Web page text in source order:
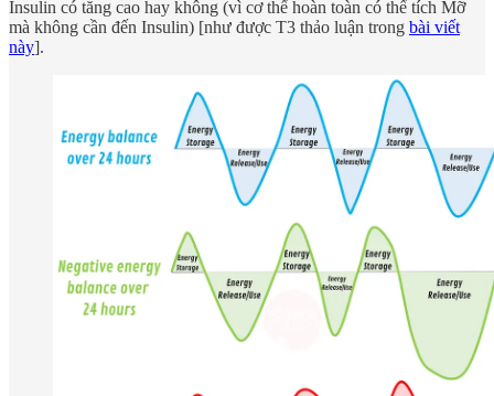
Insulin có tăng cao hay không (vì cơ thể hoàn toàn có thể tích Mỡ
mà không cần đến Insulin) [như được T3 thảo luận trong bài viết
này].